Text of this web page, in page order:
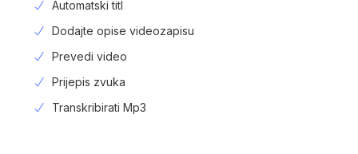
Automatski titl
Dodajte opise videozapisu
Prevedi video
Prijepis zvuka
Transkribirati Mp3